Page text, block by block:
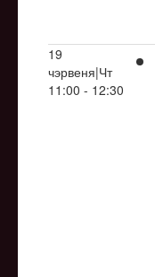
19
чэрвеня|Чт
11:00 - 12:30